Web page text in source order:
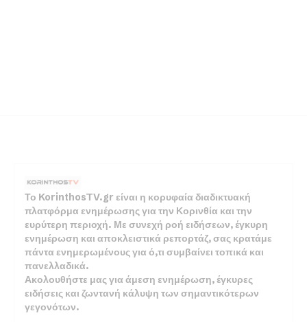
Το KorinthosTV.gr είναι η κορυφαία διαδικτυακή
πλατφόρμα ενημέρωσης για την Κορινθία και την
ευρύτερη περιοχή. Με συνεχή ροή ειδήσεων, έγκυρη
ενημέρωση και αποκλειστικά ρεπορτάζ, σας κρατάμε
πάντα ενημερωμένους για ό,τι συμβαίνει τοπικά και
πανελλαδικά.
Ακολουθήστε μας για άμεση ενημέρωση, έγκυρες
ειδήσεις και ζωντανή κάλυψη των σημαντικότερων
γεγονότων.